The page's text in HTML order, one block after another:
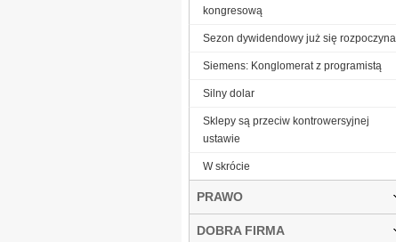
kongresową
Sezon dywidendowy już się rozpoczyna
Siemens: Konglomerat z programistą
Silny dolar
Sklepy są przeciw kontrowersyjnej
ustawie
W skrócie
PRAWO
DOBRA FIRMA